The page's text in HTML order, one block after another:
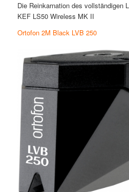
Die Reinkarnation des vollständigen
KEF LS50 Wireless MK II
Ortofon 2M Black LVB 250